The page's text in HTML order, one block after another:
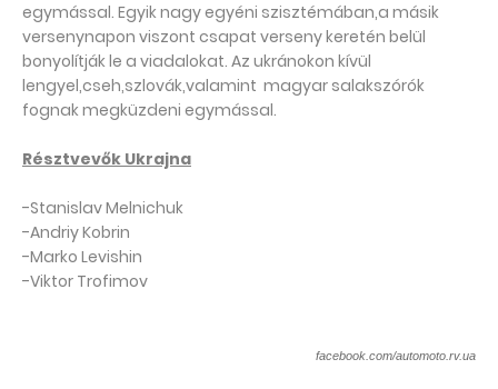
egymással. Egyik nagy egyéni szisztémában,a másik
versenynapon viszont csapat verseny keretén belül
bonyolítják le a viadalokat. Az ukránokon kívül
lengyel,cseh,szlovák,valamint magyar salakszórók
fognak megküzdeni egymással.
Résztvevők Ukrajna
-Stanislav Melnichuk
-Andriy Kobrin
-Marko Levishin
-Viktor Trofimov
facebook.com/automoto.rv.ua